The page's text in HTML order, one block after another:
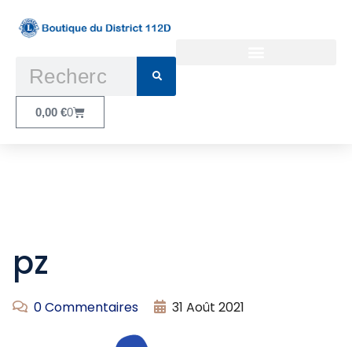
0,00 €0
pz
0 Commentaires 31 Août 2021